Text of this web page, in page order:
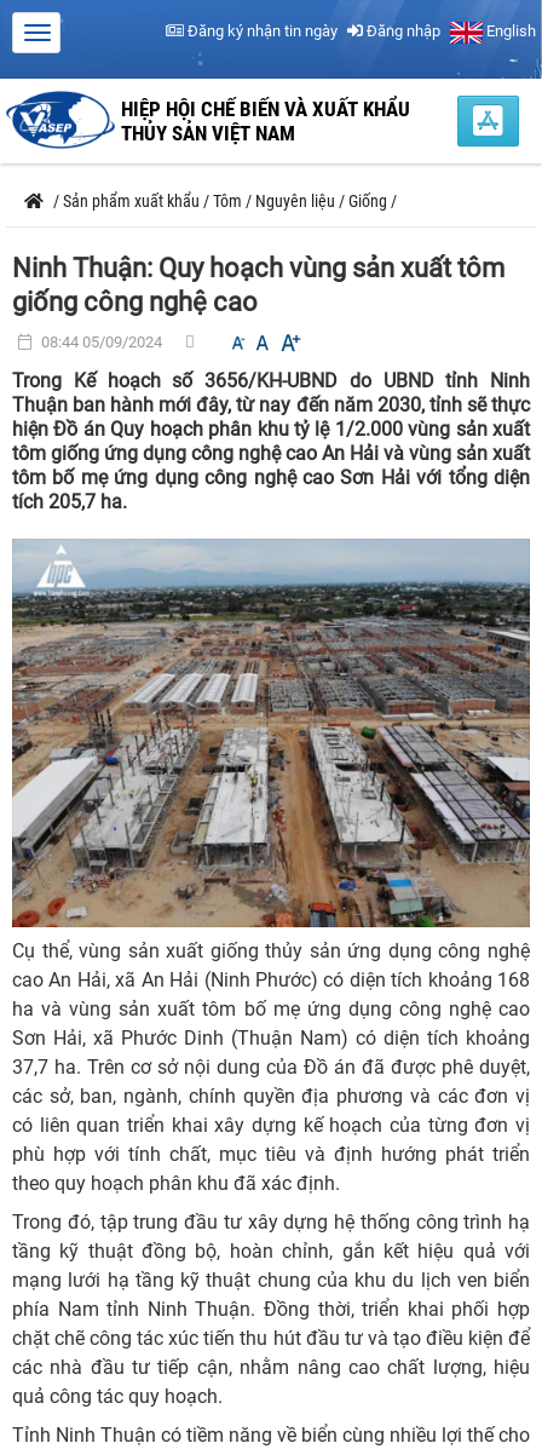
Đăng ký nhận tin ngày Đăng nhập English
HIỆP HỘI CHẾ BIẾN VÀ XUẤT KHẨU
THỦY SẢN VIỆT NAM
/Sản phẩm xuất khẩu /Tôm / Nguyên liệu /Giống /
Ninh Thuận: Quy hoạch vùng sản xuất tôm
giống công nghệ cao
08:44 05/09/2024
Trong Kế hoạch số 3656/KH-UBND do UBND tỉnh Ninh
Thuận ban hành mới đây, từ nay đến năm 2030, tỉnh sẽ thực
hiện Đồ án Quy hoạch phân khu tỷ lệ 1/2.000 vùng sản xuất
tôm giống ứng dụng công nghệ cao An Hải và vùng sản xuất
tôm bố mẹ ứng dụng công nghệ cao Sơn Hải với tổng diện
tích 205,7 ha.
Cụ thể, vùng sản xuất giống thủy sản ứng dụng công nghệ
cao An Hải, xã An Hải (Ninh Phước) có diện tích khoảng 168
ha và vùng sản xuất tôm bố mẹ ứng dụng công nghệ cao
Sơn Hải, xã Phước Dinh (Thuận Nam) có diện tích khoảng
37,7 ha. Trên cơ sở nội dung của Đồ án đã được phê duyệt,
các sở, ban, ngành, chính quyền địa phương và các đơn vị
có liên quan triển khai xây dựng kế hoạch của từng đơn vị
phù hợp với tính chất, mục tiêu và định hướng phát triển
theo quy hoạch phân khu đã xác định.
Trong đó, tập trung đầu tư xây dựng hệ thống công trình hạ
tầng kỹ thuật đồng bộ, hoàn chỉnh, gắn kết hiệu quả với
mạng lưới hạ tầng kỹ thuật chung của khu du lịch ven biển
phía Nam tỉnh Ninh Thuận. Đồng thời, triển khai phối hợp
chặt chẽ công tác xúc tiến thu hút đầu tư và tạo điều kiện để
các nhà đầu tư tiếp cận, nhằm nâng cao chất lượng, hiệu
quả công tác quy hoạch.
Tỉnh Ninh Thuận có tiềm năng về biển cùng nhiều lợi thế cho